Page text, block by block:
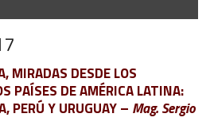
MIRADAS DESDE LOS
PAÍSES DE AMÉRICA LATINA:
PERÚ Y URUGUAY – Mag. Sergio